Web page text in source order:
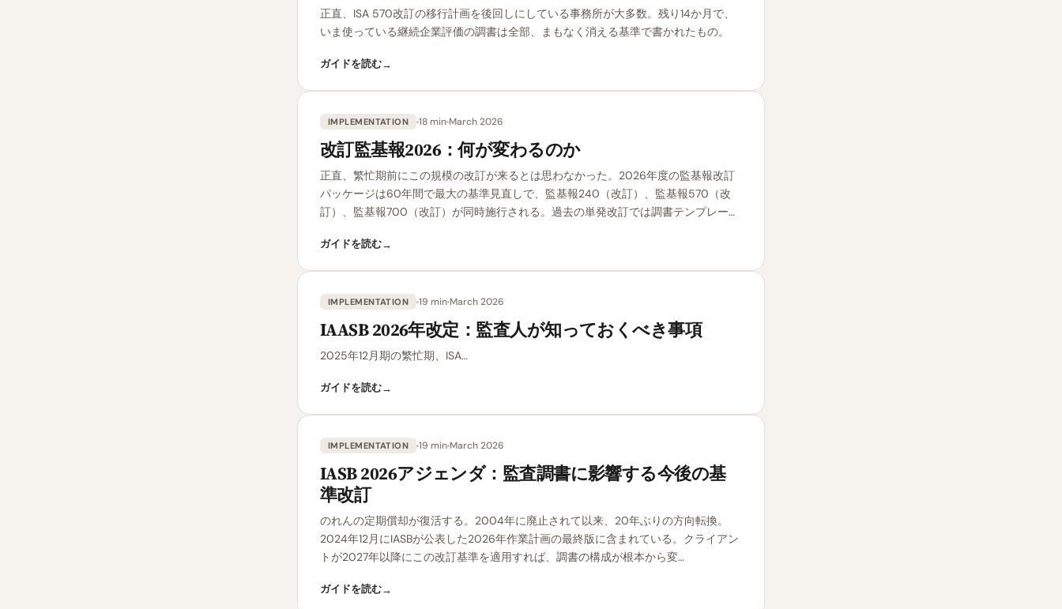
正直、ISA 570改訂の移行計画を後回しにしている事務所が大多数。残り14か月で、
いま使っている継続企業評価の調書は全部、まもなく消える基準で書かれたもの。
ガイドを読む→
IMPLEMENTATION 18 min March 2026
改訂監基報2026：何が変わるのか
正直、繁忙期前にこの規模の改訂が来るとは思わなかった。2026年度の監基報改訂
パッケージは60年間で最大の基準見直しで、監基報240（改訂）、監基報570（改
訂）、監基報700（改訂）が同時施行される。過去の単発改訂では調書テンプレー…
ガイドを読む→
IMPLEMENTATION 19 min March 2026
IAASB 2026年改定：監査人が知っておくべき事項
2025年12月期の繁忙期、ISA…
ガイドを読む→
IMPLEMENTATION 19 min March 2026
IASB 2026アジェンダ：監査調書に影響する今後の基
準改訂
のれんの定期償却が復活する。2004年に廃止されて以来、20年ぶりの方向転換。
2024年12月にIASBが公表した2026年作業計画の最終版に含まれている。クライアン
トが2027年以降にこの改訂基準を適用すれば、調書の構成が根本から変…
ガイドを読む→